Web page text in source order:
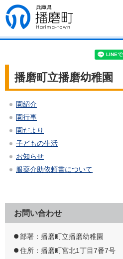
兵庫県 播磨
町
播磨町立播磨幼稚園
園紹介
園行事
園だより
子どもの生活
お知らせ
服薬介助依頼書について
お問い合わせ
部署：播磨町立播磨幼稚園
住所：播磨町宮北1丁目7番7号